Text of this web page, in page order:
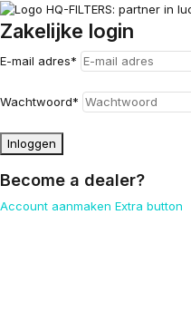
Zakelijke login
E-mail adres*
Wachtwoord*
Inloggen
Become a dealer?
Account aanmaken Extra button